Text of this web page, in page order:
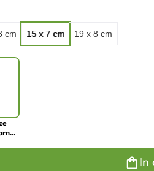
cm 15 x 7 cm 19 x 8 cm
in
In